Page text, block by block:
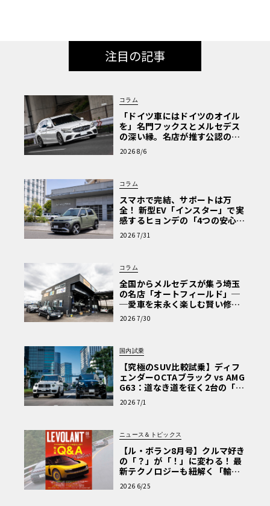
注目の記事
コラム
「ドイツ車にはドイツのオイル
を」名門フックスとメルセデス
の深い縁。名店が推す公認の安
心と、Cクラスで味わうシルキー
な走り〈PR〉
2026 8/6
コラム
スマホで完結、サポートは万
全！ 新型EV「インスター」で実
感するヒョンデの「4つの安心」
【第1回・ヒョンデ6つの疑問：
Why? Hyundai?】〈PR〉
2026 7/31
コラム
全国からメルセデスが集う埼玉
の名店「オートフィールド」─
─愛車を末永く楽しむ賢い修理
術と、プロがフックス製オイル
を選ぶ理由〈PR〉
2026 7/30
国内試乗
【究極のSUV比較試乗】ディフ
ェンダーOCTAブラック vs AMG
G63：道なき道を征く2台の「対
極的アプローチ」
2026 7/1
ニュース＆トピックス
【ル・ボラン8月号】クルマ好き
の「？」が「！」に変わる！ 最
新テクノロジーも紐解く「輸入
車Q&A」
2026 6/25